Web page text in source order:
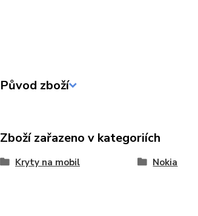
Původ zboží
Zboží zařazeno v kategoriích
Kryty na mobil Nokia